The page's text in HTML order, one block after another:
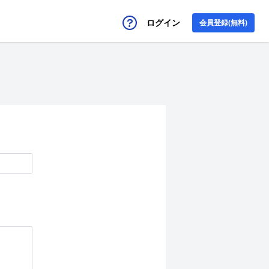
ログイン 会員登録(無料)